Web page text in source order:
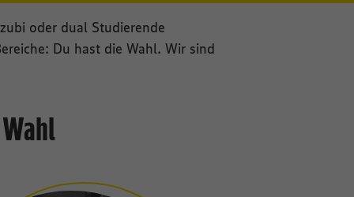
oder dual Studierende
Du hast die Wahl. Wir sind